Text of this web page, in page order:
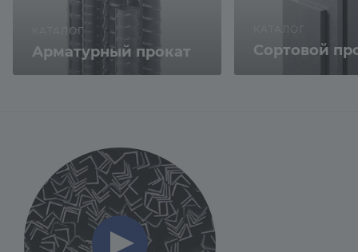
КАТАЛОГ
Арматурный прокат
КАТАЛОГ
Сортовой